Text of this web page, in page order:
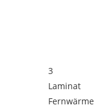
3
Laminat
Fernwärme